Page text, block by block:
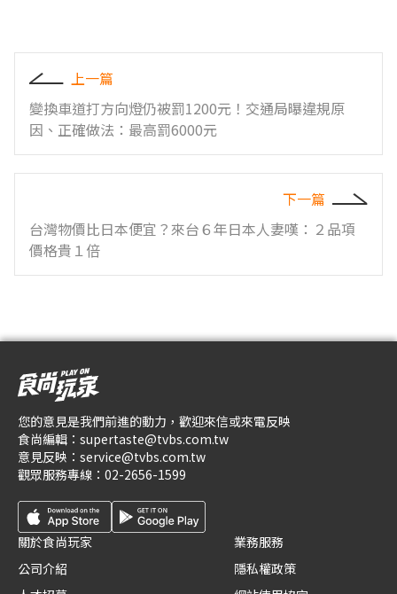
上一篇
變換車道打方向燈仍被罰1200元！交通局曝違規原
因、正確做法：最高罰6000元
下一篇
台灣物價比日本便宜？來台６年日本人妻嘆：２品項
價格貴１倍
您的意見是我們前進的動力，歡迎來信或來電反映
食尚編輯： supertaste@tvbs.com.tw
意見反映： service@tvbs.com.tw
觀眾服務專線： 02-2656-1599
關於食尚玩家
公司介紹
業務服務
隱私權政策